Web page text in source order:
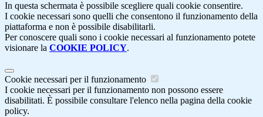
In questa schermata è possibile scegliere quali cookie consentire.
I cookie necessari sono quelli che consentono il funzionamento della
piattaforma e non è possibile disabilitarli.
Per conoscere quali sono i cookie necessari al funzionamento potete
visionare la COOKIE POLICY.
Cookie necessari per il funzionamento
I cookie necessari per il funzionamento non possono essere
disabilitati. È possibile consultare l'elenco nella pagina della cookie
policy.